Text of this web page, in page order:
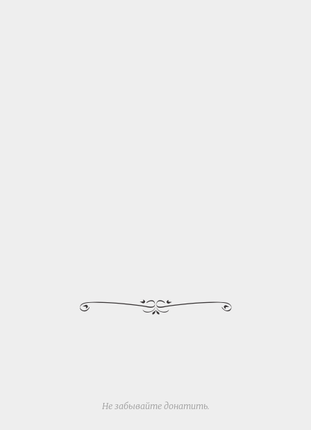
Не забывайте донатить.